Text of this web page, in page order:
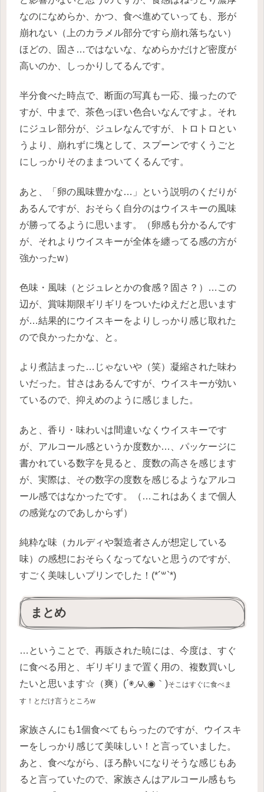
なのになめらか、かつ、食べ進めていっても、形が
崩れない（上のカラメル部分ですら崩れ落ちない）
ほどの、固さ…ではないな、なめらかだけど密度が
高いのか、しっかりしてるんです。
半分食べた時点で、断面の写真も一応、撮ったので
すが、中まで、茶色っぽい色合いなんですよ。それ
にジュレ部分が、ジュレなんですが、トロトロとい
うより、崩れずに塊として、スプーンですくうごと
にしっかりそのままついてくるんです。
あと、「卵の風味豊かな…」という説明のくだりが
あるんですが、おそらく自分のはウイスキーの風味
が勝ってるように思います。（卵感も分かるんです
が、それよりウイスキーが全体を纏ってる感の方が
強かったw）
色味・風味（とジュレとかの食感？固さ？）…この
辺が、賞味期限ギリギリをついたゆえだと思います
が…結果的にウイスキーをよりしっかり感じ取れた
ので良かったかな、と。
より煮詰まった…じゃないや（笑）凝縮された味わ
いだった。甘さはあるんですが、ウイスキーが効い
ているので、抑えめのように感じました。
あと、香り・味わいは間違いなくウイスキーです
が、アルコール感というか度数か…、パッケージに
書かれている数字を見ると、度数の高さを感じます
が、実際は、その数字の度数を感じるようなアルコ
ール感ではなかったです。（…これはあくまで個人
の感覚なのであしからず）
純粋な味（カルディや製造者さんが想定している
味）の感想におそらくなってないと思うのですが、
すごく美味しいプリンでした！(*´꒳`*)
まとめ
…ということで、再販された暁には、今度は、すぐ
に食べる用と、ギリギリまで置く用の、複数買いし
たいと思います☆（爽）(΄◉◞౪◟◉｀)そこはすぐに食べま
す！とだけ言うところw
家族さんにも1個食べてもらったのですが、ウイスキ
ーをしっかり感じて美味しい！と言っていました。
あと、食べながら、ほろ酔いになりそうな感じもあ
ると言っていたので、家族さんはアルコール感もち